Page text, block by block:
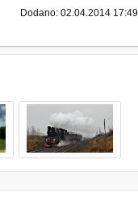
Dodano: 02.04.2014 17:49